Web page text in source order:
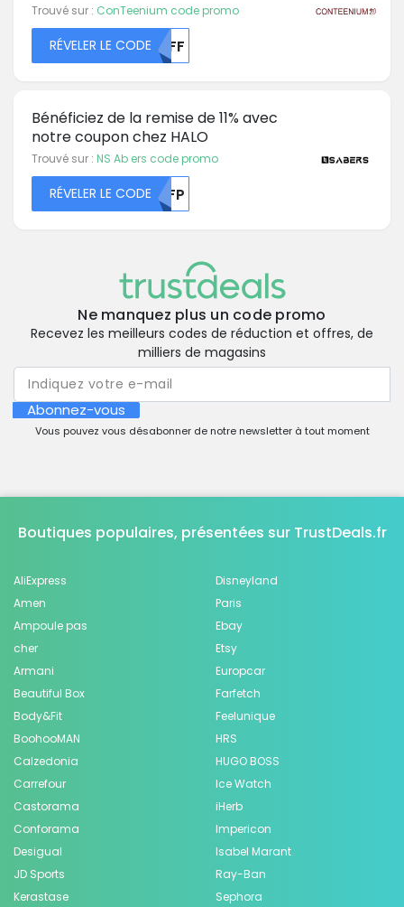
Trouvé sur : ConTeenium code promo
RÉVELER LE CODEMZFF
Bénéficiez de la remise de 11% avec
notre coupon chez HALO
Trouvé sur : NS Ab ers code promo
RÉVELER LE CODEMTFP
Ne manquez plus un code promo
Recevez les meilleurs codes de réduction et offres, de
milliers de magasins
Abonnez-vous
Vous pouvez vous désabonner de notre newsletter à tout moment
Boutiques populaires, présentées sur TrustDeals.fr
AliExpress
Amen
Ampoule pas
cher
Armani
Beautiful Box
Body&Fit
BoohooMAN
Calzedonia
Carrefour
Castorama
Conforama
Desigual
Disneyland
Paris
Ebay
Etsy
Europcar
Farfetch
Feelunique
HRS
HUGO BOSS
Ice Watch
iHerb
Impericon
Isabel Marant
JD Sports
Kerastase
Ray-Ban
Sephora